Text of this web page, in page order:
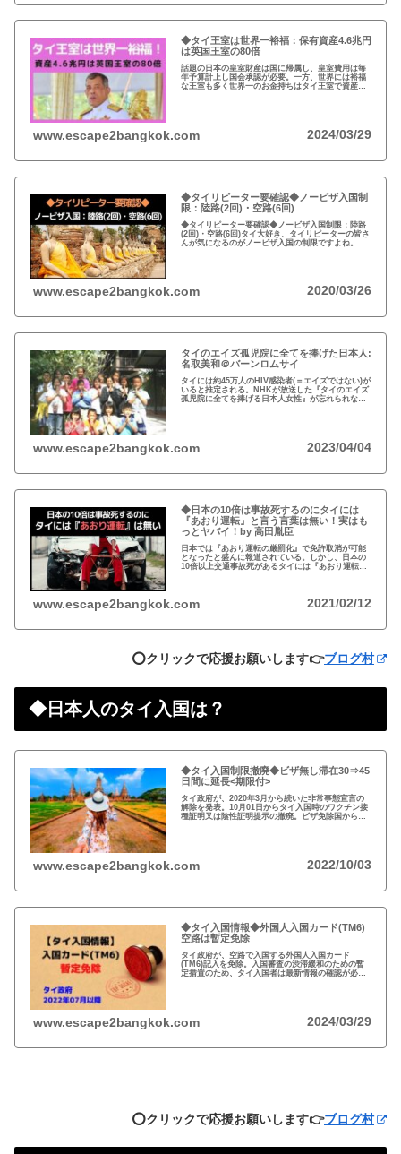
◆タイ王室は世界一裕福：保有資産4.6兆円
は英国王室の80倍
話題の日本の皇室財産は国に帰属し、皇室費用は毎
年予算計上し国会承認が必要。一方、世界には裕福
な王室も多く世界一のお金持ちはタイ王室で資産は
www.escape2bangkok.com 2024/03/29
◆タイリピーター要確認◆ノービザ入国制
限：陸路(2回)・空路(6回)
◆タイリピーター要確認◆ノービザ入国制限：陸路
(2回)・空路(6回)タイ大好き、タイリピーターの皆さ
んが気になるのがノービザ入国の制限ですよね。近
www.escape2bangkok.com 2020/03/26
タイのエイズ孤児院に全てを捧げた日本人:
名取美和＠バーンロムサイ
タイには約45万人のHIV感染者(＝エイズではない)が
いると推定される。NHKが放送した『タイのエイズ
孤児院に全てを捧げる日本人女性』が忘れられな
www.escape2bangkok.com 2023/04/04
◆日本の10倍は事故死するのにタイには
『あおり運転』と言う言葉は無い！実はも
っとヤバイ！by 高田胤臣
日本では『あおり運転の厳罰化』で免許取消が可能
となったと盛んに報道されている。しかし、日本の
10倍以上交通事故死があるタイには『あおり運転』
www.escape2bangkok.com 2021/02/12
⭕️クリックで応援お願いします👉ブログ村
◆日本人のタイ入国は？
◆タイ入国制限撤廃◆ビザ無し滞在30⇒45
日間に延長<期限付>
タイ政府が、2020年3月から続いた非常事態宣言の
解除を発表。10月01日からタイ入国時のワクチン接
種証明又は陰性証明提示の撤廃。ビザ免除国からの
www.escape2bangkok.com 2022/10/03
◆タイ入国情報◆外国人入国カード(TM6)
空路は暫定免除
タイ政府が、空路で入国する外国人入国カード
(TM6)記入を免除。入国審査の渋滞緩和のための暫
定措置のため、タイ入国者は最新情報の確認が必
www.escape2bangkok.com 2024/03/29
⭕️クリックで応援お願いします👉ブログ村